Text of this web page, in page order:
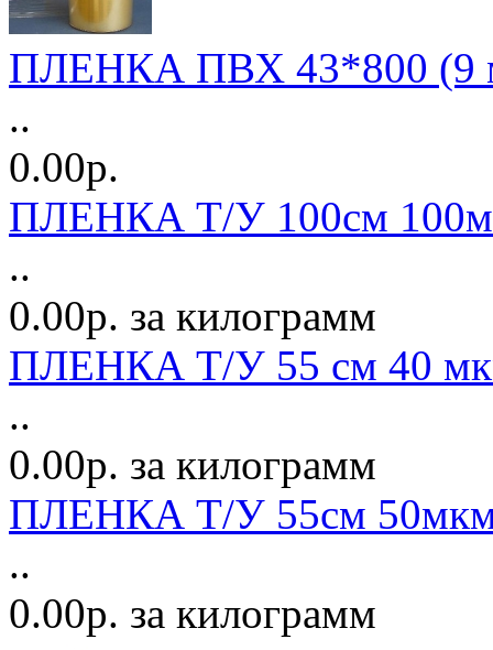
ПЛЕНКА ПВХ 43*800 (9
..
0.00р.
ПЛЕНКА Т/У 100см
..
0.00р. за килограмм
ПЛЕНКА Т/У 55 см 40
..
0.00р. за килограмм
ПЛЕНКА Т/У 55см
..
0.00р. за килограмм